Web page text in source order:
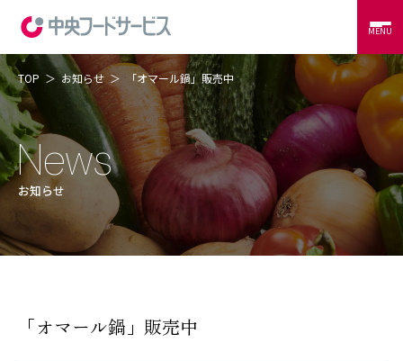
当社の強み
コントラクトフードサービス
外食サービス
事例紹介
会社概要
CSR
MENU
TOP お知らせ 「オマール鍋」販売中
お知らせ
「オマール鍋」販売中